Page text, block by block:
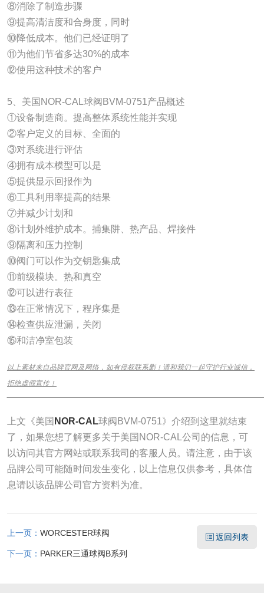
⑧消除了制造步骤
⑨提高清洁度和合身度，同时
⑩降低成本。他们已经证明了
⑪为他们节省多达30%的成本
⑫使用这种技术的客户
5、美国NOR-CAL球阀BVM-0751产品概述
①设备制造商。提高整体系统性能并实现
②客户定义的目标、全面的
③对系统进行评估
④拥有成本模型可以是
⑤提供显示回报作为
⑥工具利用率提高的结果
⑦并减少计划和
⑧计划外维护成本。捕集阱、热产品、焊接件
⑨隔离和压力控制
⑩阀门可以作为交钥匙集成
⑪前级模块。热和真空
⑫可以进行表征
⑬在正常情况下，程序集是
⑭检查供应泄漏，关闭
⑮和洁净室包装
以上素材来自品牌官网及网络，如有侵权联系删！请和我们一起守护行业诚信，
拒绝虚假宣传！
上文《美国 NOR-CAL球阀BVM-0751》介绍到这里就结束
了，如果您想了解更多关于美国NOR-CAL公司的信息，可
以访问其官方网站或联系我司的客服人员。请注意，由于该
品牌公司可能随时间发生变化，以上信息仅供参考，具体信
息请以该品牌公司官方资料为准。
上一页： WORCESTER球阀
下一页： PARKER三通球阀B系列
返回列表